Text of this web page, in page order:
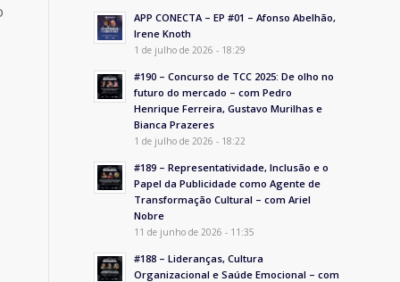
APP CONECTA – EP #01 – Afonso Abelhão,
Irene Knoth
1 de julho de 2026 - 18:29
#190 – Concurso de TCC 2025: De olho no
futuro do mercado – com Pedro
Henrique Ferreira, Gustavo Murilhas e
Bianca Prazeres
1 de julho de 2026 - 18:22
#189 – Representatividade, Inclusão e o
Papel da Publicidade como Agente de
Transformação Cultural – com Ariel
Nobre
11 de junho de 2026 - 11:35
#188 – Lideranças, Cultura
Organizacional e Saúde Emocional – com